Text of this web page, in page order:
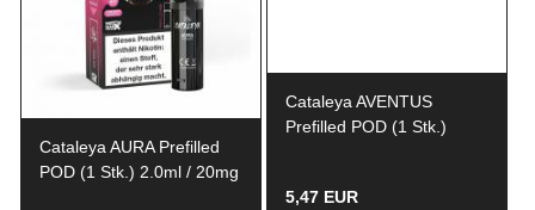
Cataleya AURA Prefilled
POD (1 Stk.) 2.0ml / 20mg
Cataleya AVENTUS
Prefilled POD (1 Stk.)
5,47 EUR